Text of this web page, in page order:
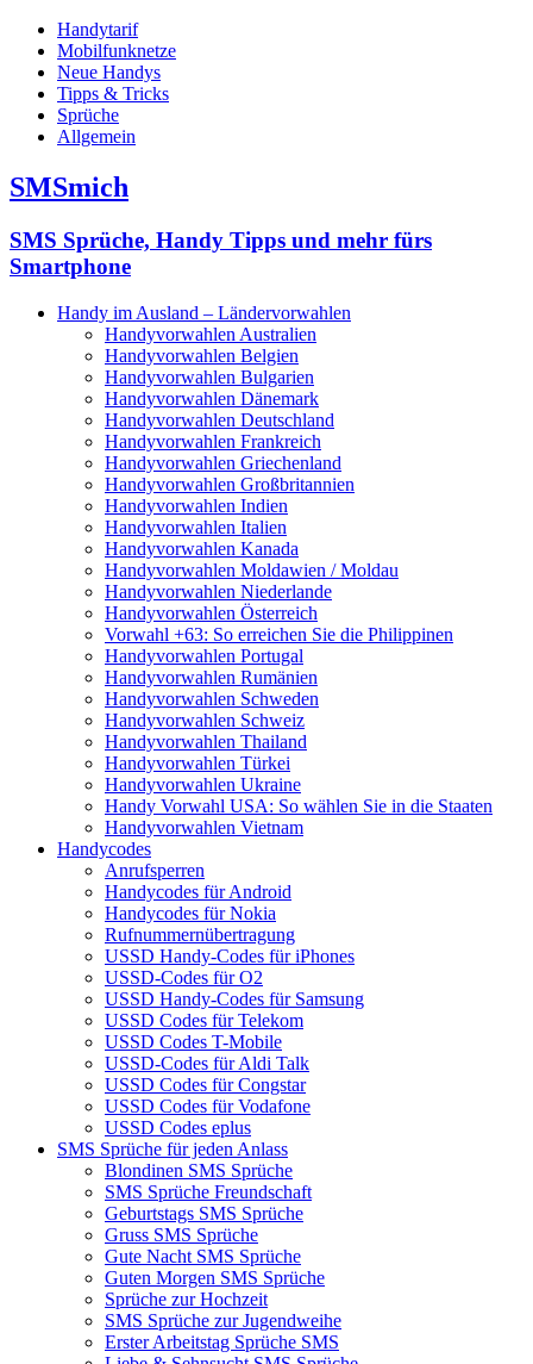
Handytarif
Mobilfunknetze
Neue Handys
Tipps & Tricks
Sprüche
Allgemein
SMSmich
SMS Sprüche, Handy Tipps und mehr fürs
Smartphone
Handy im Ausland – Ländervorwahlen
Handyvorwahlen Australien
Handyvorwahlen Belgien
Handyvorwahlen Bulgarien
Handyvorwahlen Dänemark
Handyvorwahlen Deutschland
Handyvorwahlen Frankreich
Handyvorwahlen Griechenland
Handyvorwahlen Großbritannien
Handyvorwahlen Indien
Handyvorwahlen Italien
Handyvorwahlen Kanada
Handyvorwahlen Moldawien / Moldau
Handyvorwahlen Niederlande
Handyvorwahlen Österreich
Vorwahl +63: So erreichen Sie die Philippinen
Handyvorwahlen Portugal
Handyvorwahlen Rumänien
Handyvorwahlen Schweden
Handyvorwahlen Schweiz
Handyvorwahlen Thailand
Handyvorwahlen Türkei
Handyvorwahlen Ukraine
Handy Vorwahl USA: So wählen Sie in die Staaten
Handyvorwahlen Vietnam
Handycodes
Anrufsperren
Handycodes für Android
Handycodes für Nokia
Rufnummernübertragung
USSD Handy-Codes für iPhones
USSD-Codes für O2
USSD Handy-Codes für Samsung
USSD Codes für Telekom
USSD Codes T-Mobile
USSD-Codes für Aldi Talk
USSD Codes für Congstar
USSD Codes für Vodafone
USSD Codes eplus
SMS Sprüche für jeden Anlass
Blondinen SMS Sprüche
SMS Sprüche Freundschaft
Geburtstags SMS Sprüche
Gruss SMS Sprüche
Gute Nacht SMS Sprüche
Guten Morgen SMS Sprüche
Sprüche zur Hochzeit
SMS Sprüche zur Jugendweihe
Erster Arbeitstag Sprüche SMS